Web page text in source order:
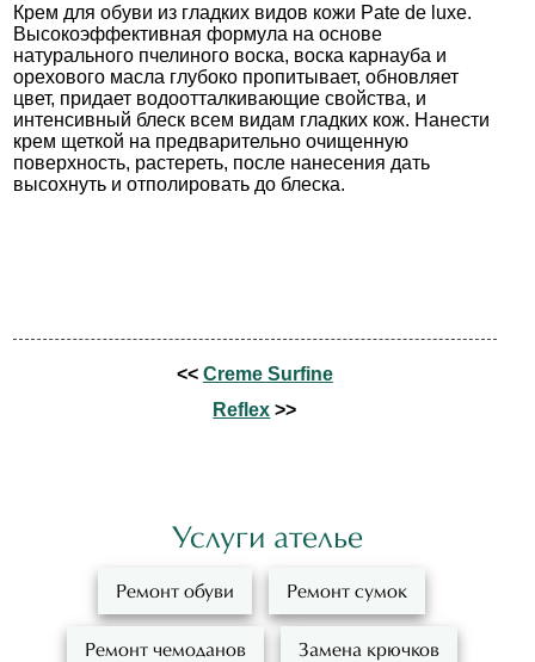
Крем для обуви из гладких видов кожи Pate de luxe.
Высокоэффективная формула на основе
натурального пчелиного воска, воска карнауба и
орехового масла глубоко пропитывает, обновляет
цвет, придает водоотталкивающие свойства, и
интенсивный блеск всем видам гладких кож. Нанести
крем щеткой на предварительно очищенную
поверхность, растереть, после нанесения дать
высохнуть и отполировать до блеска.
<< Creme Surfine
Reflex >>
Услуги ателье
Ремонт обуви Ремонт сумок
Ремонт чемоданов Замена крючков